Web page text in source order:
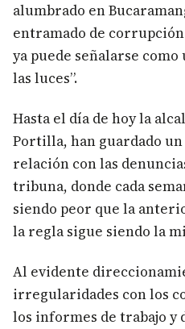
alumbrado en
entramado de
ya puede señalarse
las luces”.
Hasta el día de hoy la
Portilla, han guardado
relación con las
tribuna, donde cada
siendo peor que la
la regla sigue siendo la
Al evidente
irregularidades con los
los informes de trabajo y